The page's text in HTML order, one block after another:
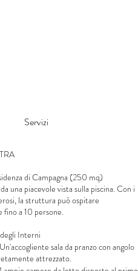
Servizi
di Campagna (250 mq)
una piacevole vista sulla piscina. Con i
la struttura può ospitare
a 10 persone.
Interni
Un'accogliente sala da pranzo con angolo
attrezzato.